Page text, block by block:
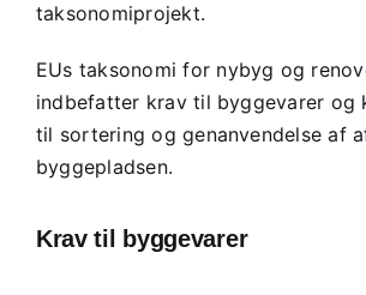
taksonomiprojekt.
EUs taksonomi for nybyg og
indbefatter krav til byggevarer og
til sortering og genanvendelse af
byggepladsen.
Krav til byggevarer